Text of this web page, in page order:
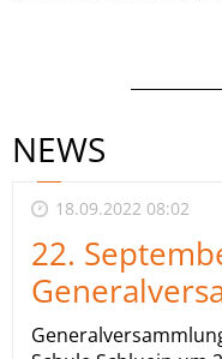
NEWS
18.09.2022 08:02
22.